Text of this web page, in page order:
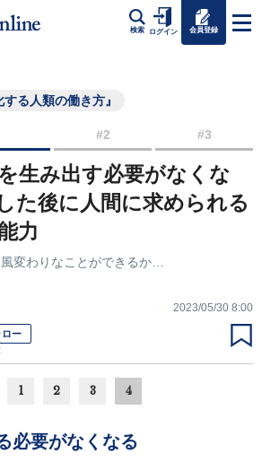
検索 ログイン 会員登録
る人類の働き方』
#2 #3
生み出す必要がなくな
た後に人間に求められる
力
変わりなことができるか…
2023/05/30 8:00
ロー
1 2 3 4
必要がなくなる